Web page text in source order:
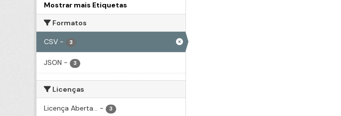
Mostrar mais Etiquetas
Formatos
CSV - 3
JSON - 3
Licenças
Licença Aberta... - 3